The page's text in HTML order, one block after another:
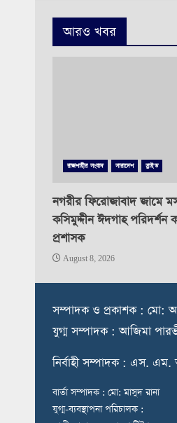
আরও খবর
রাজশাহীর সংবাদ সারাদেশ স্লাইড
নগরীর ফিরোজাবাদ জামে
কসিমুদ্দীন ঈদগাহ পরিদর্শন
প্রশাসক
August 8, 2026
সম্পাদক ও প্রকাশক : মো:
যুগ্ম সম্পাদক : আজিমা
নির্বাহী সম্পাদক : এস.
বার্তা সম্পাদক : মো: মাসুদ রানা
যুগ্ম-ব্যবস্থাপনা পরিচালক :